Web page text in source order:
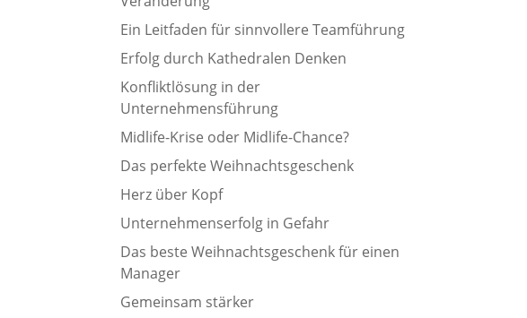
Ein Leitfaden für sinnvollere Teamführung
Erfolg durch Kathedralen Denken
Konfliktlösung in der
Unternehmensführung
Midlife-Krise oder Midlife-Chance?
Das perfekte Weihnachtsgeschenk
Herz über Kopf
Unternehmenserfolg in Gefahr
Das beste Weihnachtsgeschenk für einen
Manager
Gemeinsam stärker